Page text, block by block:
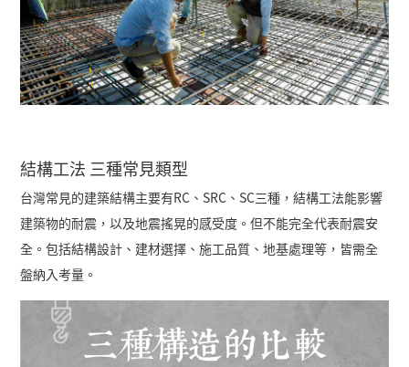
結構工法 三種常見類型
台灣常見的建築結構主要有RC 、 SRC 、 SC三種，結構工法能影響
建築物的耐震，以及地震搖晃的感受度。但不能完全代表耐震安
全。包括結構設計、建材選擇、施工品質、地基處理等，皆需全
盤納入考量。